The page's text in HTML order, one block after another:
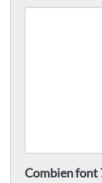
Combien font